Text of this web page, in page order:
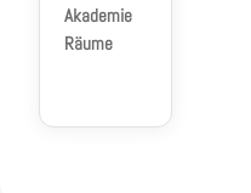
Akademie
Räume